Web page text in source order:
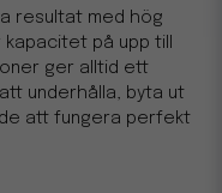
resultat med hög
kapacitet på upp till
ger alltid ett
underhålla, byta ut
att fungera perfekt